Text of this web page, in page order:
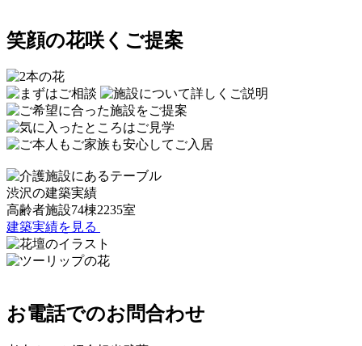
笑顔の花咲くご提案
渋沢の建築実績
高齢者施設74棟2235室
建築実績を見る
お電話でのお問合わせ